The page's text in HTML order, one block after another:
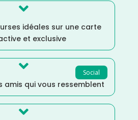

idéales sur une carte
et exclusive
Social

amis qui vous ressemblent
